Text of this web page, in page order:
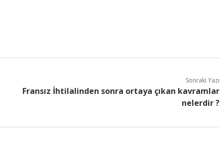
Sonraki Yazı
Fransız İhtilalinden sonra ortaya çıkan kavramlar
nelerdir ?